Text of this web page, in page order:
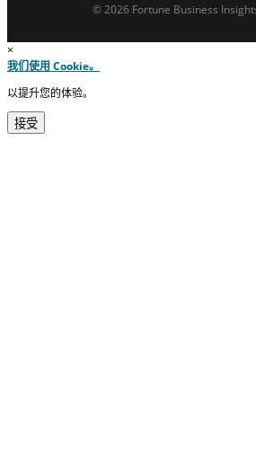
© 2026 Fortune Business
×
我们使用 Cookie。
以提升您的体验。
接受